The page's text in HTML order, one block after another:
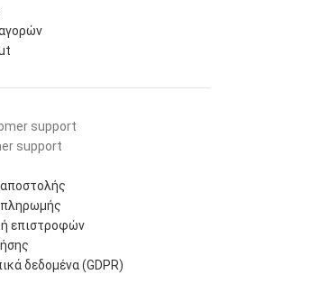
support
επιστροφών
δεδομένα (GDPR)